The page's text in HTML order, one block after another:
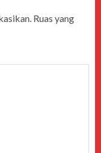
Ruas yang